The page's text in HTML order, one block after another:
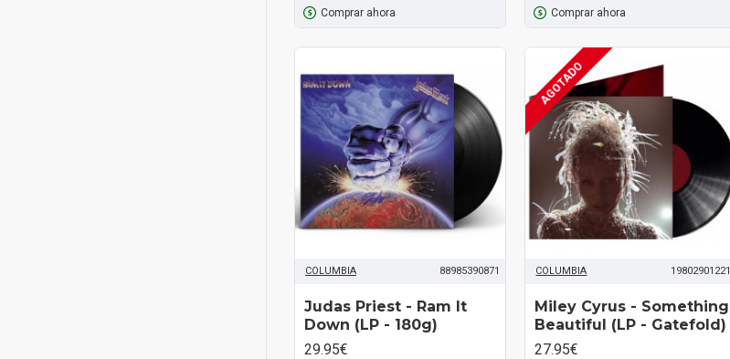
Comprar ahora Comprar ahora
COLUMBIA 88985390871
Judas Priest - Ram It
Down (LP - 180g)
29.95€
AGOTADO
COLUMBIA 19802901221
Miley Cyrus ‎- Something
Beautiful (LP - Gatefold)
27.95€